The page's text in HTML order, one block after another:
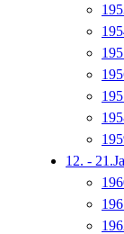
12. -